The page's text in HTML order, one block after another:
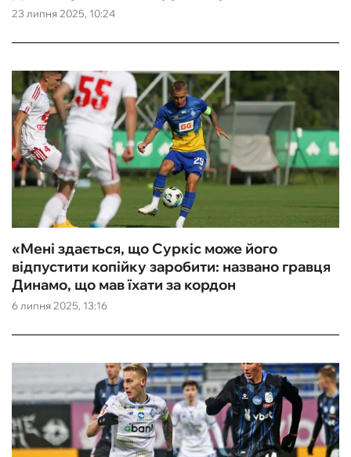
23 липня 2025, 10:24
6 липня 2025, 13:16
«Мені здається, що Суркіс може його
відпустити копійку заробити: названо гравця
Динамо, що мав їхати за кордон